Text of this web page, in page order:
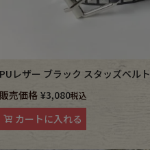
PUレザー ブラック スタッズベルト
販売価格 ¥3,080税込
カートに入れる